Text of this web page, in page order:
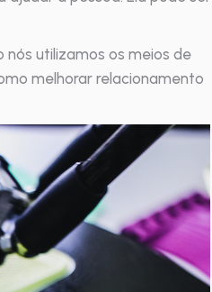
utilizamos os meios de
melhorar relacionamento